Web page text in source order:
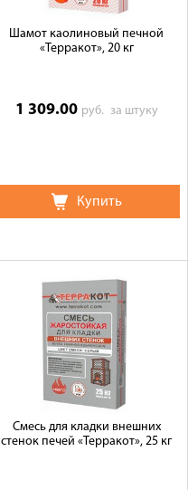
Шамот каолиновый печной
«Терракот», 20 кг
1 309.00 руб. за штуку
Купить
Смесь для кладки внешних
стенок печей «Терракот», 25 кг